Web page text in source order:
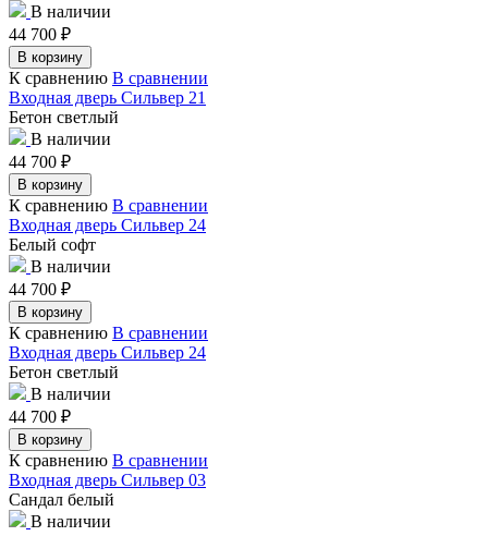
В наличии
44 700 ₽
В корзину
К сравнению В сравнении
Входная дверь Сильвер 21
Бетон светлый
В наличии
44 700 ₽
В корзину
К сравнению В сравнении
Входная дверь Сильвер 24
Белый софт
В наличии
44 700 ₽
В корзину
К сравнению В сравнении
Входная дверь Сильвер 24
Бетон светлый
В наличии
44 700 ₽
В корзину
К сравнению В сравнении
Входная дверь Сильвер 03
Сандал белый
В наличии